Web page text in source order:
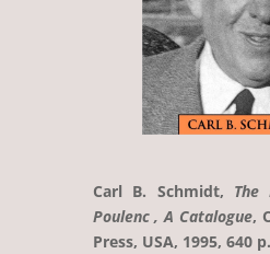
Carl B. Schmidt, The
Poulenc , A Catalogue,
Press, USA, 1995, 640 p.